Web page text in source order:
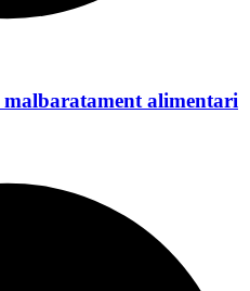
malbaratament alimentari